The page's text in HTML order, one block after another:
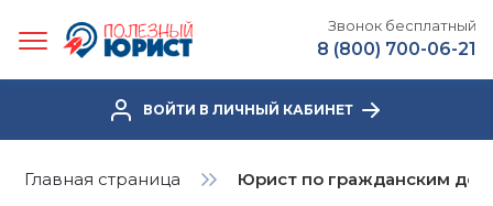
Звонок бесплатный
8 (800) 700-06-21
ВОЙТИ В ЛИЧНЫЙ КАБИНЕТ
Главная страница Юрист по гражданским